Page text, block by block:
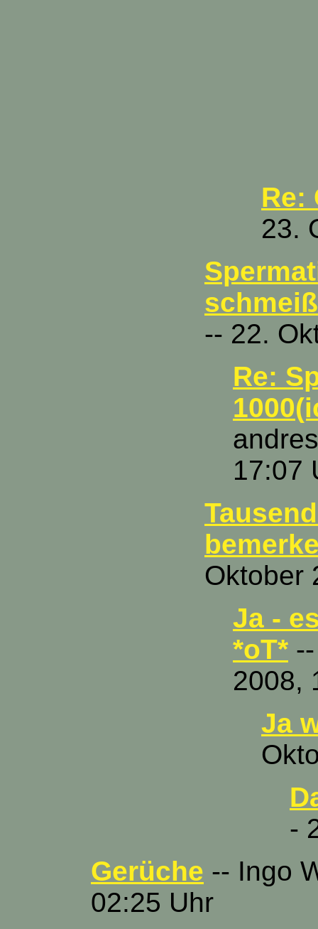
Re:
23.
-- 22.
Re:
17:07
Oktober
Ja -
*oT*
2008,
Ja
-
Gerüche -- Ingo
02:25 Uhr